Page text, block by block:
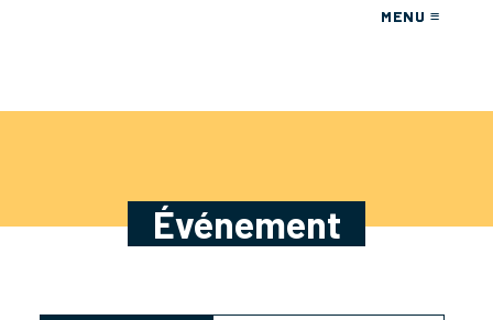
Événement